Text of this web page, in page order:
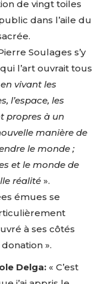
de vingt toiles
dans l’aile du
Soulages s’y
l’art ouvrait tous
vivant les
l’espace, les
propres à un
manière de
le monde ;
et le monde de
réalité ».
émues se
à ses côtés
».
Delga: « C’est